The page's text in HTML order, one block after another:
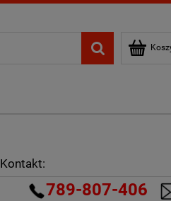
Kontakt:
789-807-406